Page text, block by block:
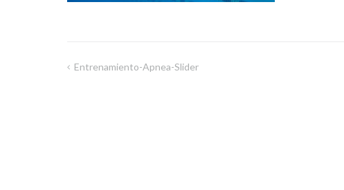
Navegación
Entrenamiento-Apnea-Slider